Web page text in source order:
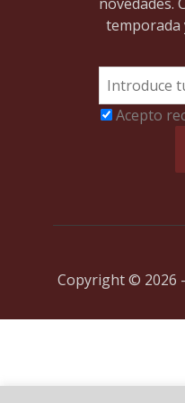
temporada
Acepto
Copyright © 2026 -